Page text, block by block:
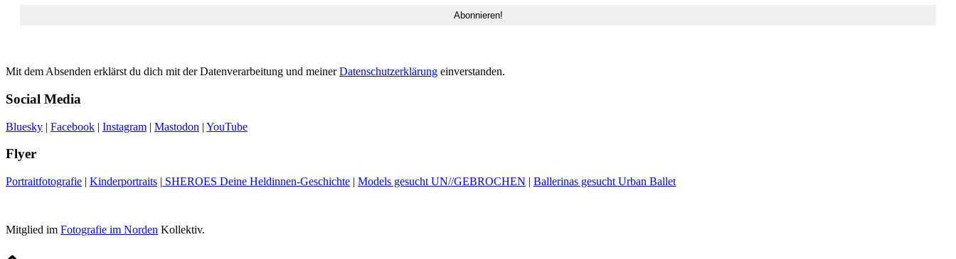
Mit dem Absenden erklärst du dich mit der Datenverarbeitung und meinerDatenschutzerklärung einverstanden.
Social Media
Bluesky | Facebook | Instagram | Mastodon | YouTube
Flyer
Portraitfotografie | Kinderportraits | SHEROES Deine Heldinnen-Geschichte | Models gesucht UN//GEBROCHEN | Ballerinas gesucht Urban Ballet
Mitglied im Fotografie im Norden Kollektiv.